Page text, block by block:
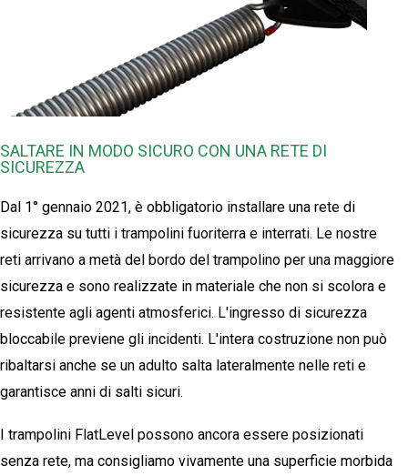
SALTARE IN MODO SICURO CON UNA RETE DI
SICUREZZA
Dal 1° gennaio 2021, è obbligatorio installare una rete di
sicurezza su tutti i trampolini fuoriterra e interrati. Le nostre
reti arrivano a metà del bordo del trampolino per una maggiore
sicurezza e sono realizzate in materiale che non si scolora e
resistente agli agenti atmosferici. L'ingresso di sicurezza
bloccabile previene gli incidenti. L'intera costruzione non può
ribaltarsi anche se un adulto salta lateralmente nelle reti e
garantisce anni di salti sicuri.
I trampolini FlatLevel possono ancora essere posizionati
senza rete, ma consigliamo vivamente una superficie morbida